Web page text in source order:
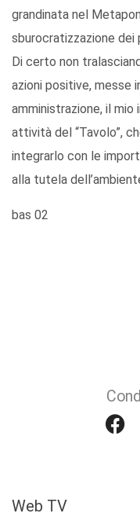
grandinata nel
sburocratizzazione dei
Di certo non
azioni positive, messe
amministrazione, il mio
attività del “Tavolo”,
integrarlo con le
alla tutela
bas 02
Web TV